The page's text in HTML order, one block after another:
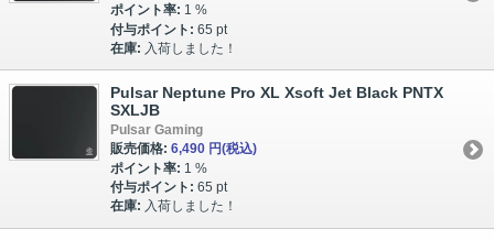
ポイント率: 1 %
付与ポイント: 65 pt
在庫: 入荷しました！
Pulsar Neptune Pro XL Xsoft Jet Black PNTX
SXLJB
Pulsar Gaming
販売価格: 6,490 円(税込)
ポイント率: 1 %
付与ポイント: 65 pt
在庫: 入荷しました！